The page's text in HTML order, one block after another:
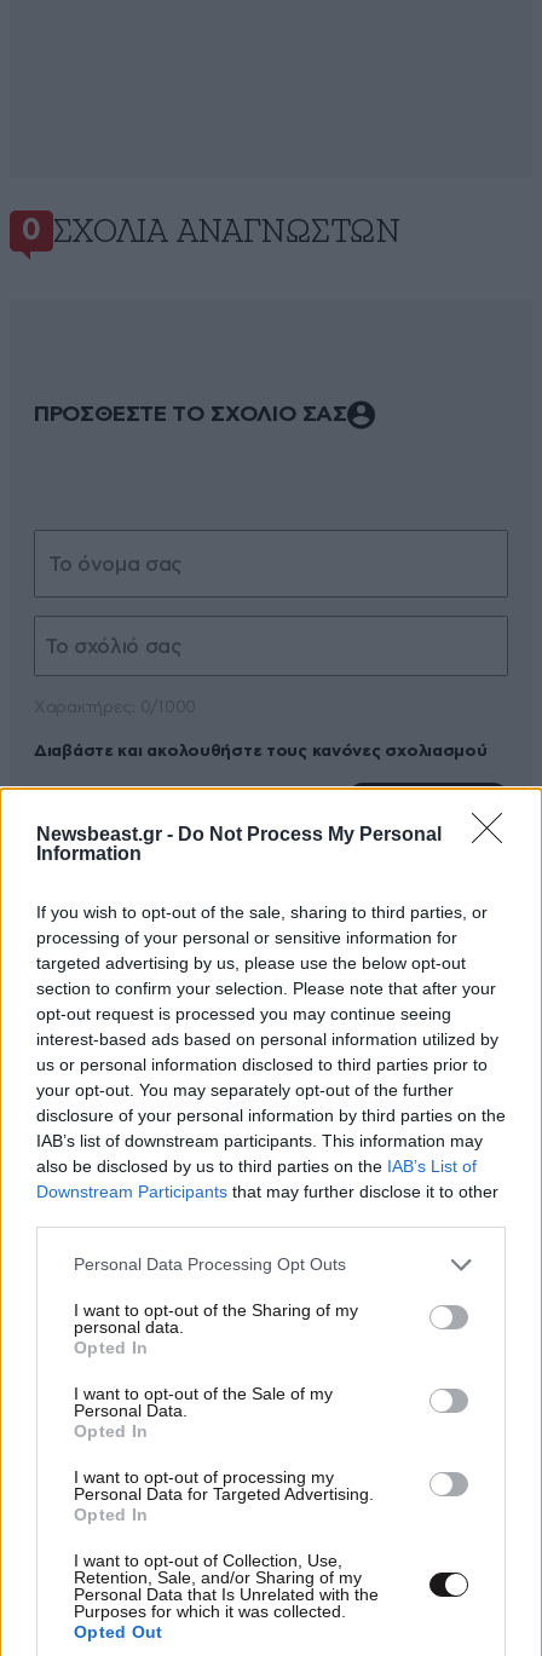
Newsbeast.gr - Do Not Process My Personal
Information
If you wish to opt-out of the sale, sharing to third parties, or
processing of your personal or sensitive information for
targeted advertising by us, please use the below opt-out
section to confirm your selection. Please note that after your
opt-out request is processed you may continue seeing
interest-based ads based on personal information utilized by
us or personal information disclosed to third parties prior to
your opt-out. You may separately opt-out of the further
disclosure of your personal information by third parties on the
IAB’s list of downstream participants. This information may
also be disclosed by us to third parties on the IAB’s List of
Downstream Participants that may further disclose it to other
Please note that this website/app uses one or more Google
not limited to your visit or usage behaviour. You may click to
grant or deny consent to Google and its third-party tags to
use your data for below specified purposes in below Google
consent section.
Personal Data Processing Opt Outs
I want to opt-out of the Sharing of my
personal data.
Opted In
I want to opt-out of the Sale of my
Personal Data.
Opted In
I want to opt-out of processing my
Personal Data for Targeted Advertising.
Opted In
I want to opt-out of Collection, Use,
Retention, Sale, and/or Sharing of my
Personal Data that Is Unrelated with the
Purposes for which it was collected.
Opted Out
0 ΣΧΌΛΙΑ ΑΝΑΓΝΩΣΤΏΝ
ΠΡΟΣΘΕΣΤΕ ΤΟ ΣΧΟΛΙΟ ΣΑΣ
Διαβάστε και ακολουθήστε τους κανόνες σχολιασμού
ΠΡΟΣΘΗΚΗ
TRENDING
LIFESTYLE 08·08·2026 19:12
φιλιά με τον Βύρωνα Βασιλειάδη: «Καμία στιγμή
ευτυχίας δεδομένη»